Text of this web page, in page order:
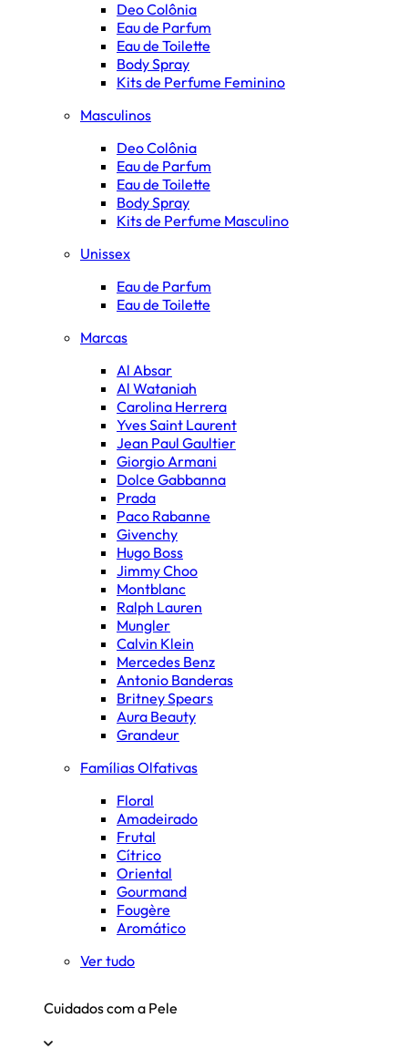
Deo Colônia
Eau de Parfum
Eau de Toilette
Body Spray
Kits de Perfume Feminino
Masculinos
Deo Colônia
Eau de Parfum
Eau de Toilette
Body Spray
Kits de Perfume Masculino
Unissex
Eau de Parfum
Eau de Toilette
Marcas
Al Absar
Al Wataniah
Carolina Herrera
Yves Saint Laurent
Jean Paul Gaultier
Giorgio Armani
Dolce Gabbanna
Prada
Paco Rabanne
Givenchy
Hugo Boss
Jimmy Choo
Montblanc
Ralph Lauren
Mungler
Calvin Klein
Mercedes Benz
Antonio Banderas
Britney Spears
Aura Beauty
Grandeur
Famílias Olfativas
Floral
Amadeirado
Frutal
Cítrico
Oriental
Gourmand
Fougère
Aromático
Ver tudo
Cuidados com a Pele